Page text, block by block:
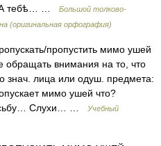
А тебѣ… …
Большой толково-
(оригинальная орфография)
пропустить мимо ушей
обращать внимания на то, что
знач. лица или одуш. предмета:
мимо ушей что?
Слухи… …
Учебный